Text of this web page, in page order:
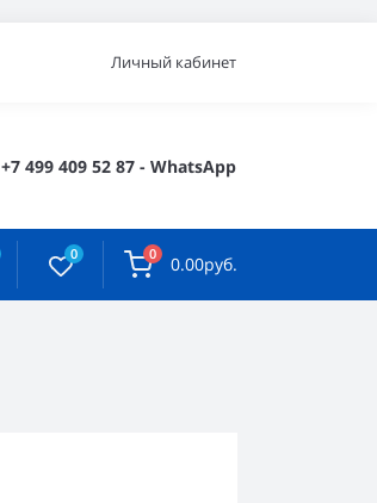
Личный кабинет
+7 499 409 52 87 - WhatsApp
0 0 0.00руб.